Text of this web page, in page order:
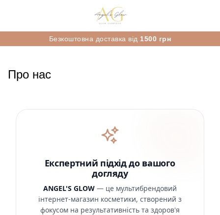
Безкоштовна доставка від 1500 грн
Про нас
Експертний підхід до вашого
догляду
ANGEL'S GLOW — це мультибрендовий
інтернет-магазин косметики, створений з
фокусом на результативність та здоров'я